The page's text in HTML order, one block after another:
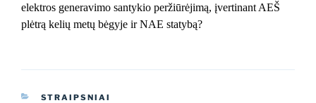
elektros generavimo santykio peržiūrėjimą, įvertinant AEŠ
plėtrą kelių metų bėgyje ir NAE statybą?
KATEGORIJOS
STRAIPSNIAI